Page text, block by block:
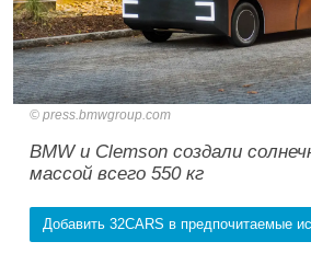
press.bmwgroup.com
BMW и Clemson создали
массой всего 550 кг
Добавить 32CARS в предпочитаемые